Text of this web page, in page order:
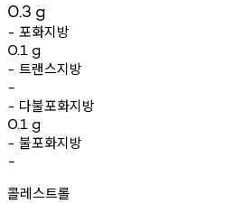
0.3 g
- 포화지방
0.1 g
- 트랜스지방
-
- 다불포화지방
0.1 g
- 불포화지방
-
콜레스트롤